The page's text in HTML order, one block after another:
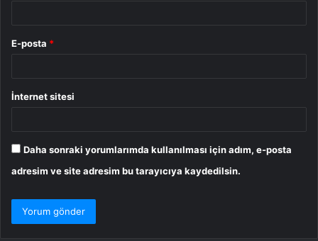
E-posta *
İnternet sitesi
Daha sonraki yorumlarımda kullanılması için adım, e-posta
adresim ve site adresim bu tarayıcıya kaydedilsin.